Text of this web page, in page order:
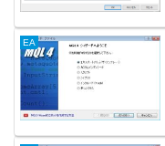
EA